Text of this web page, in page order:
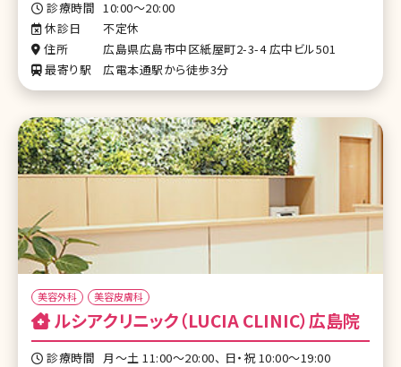
診療時間 10:00～20:00
休診日
不定休
住所
広島県広島市中区紙屋町2-3-4 広中ビル501
最寄り駅
広電本通駅から徒歩3分
美容外科 美容皮膚科
ルシアクリニック（LUCIA CLINIC）広島院
診療時間 月〜土 11:00～20:00、 日・祝 10:00～19:00